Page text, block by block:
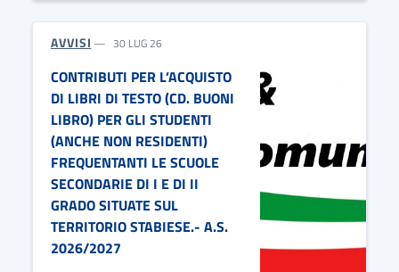
AVVISI 30 LUG 26
CONTRIBUTI PER L’ACQUISTO
DI LIBRI DI TESTO (CD. BUONI
LIBRO) PER GLI STUDENTI
(ANCHE NON RESIDENTI)
FREQUENTANTI LE SCUOLE
SECONDARIE DI I E DI II
GRADO SITUATE SUL
TERRITORIO STABIESE.- A.S.
2026/2027